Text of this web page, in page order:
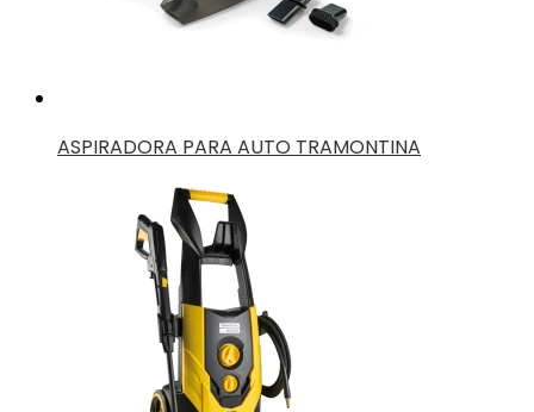
ASPIRADORA PARA AUTO TRAMONTINA